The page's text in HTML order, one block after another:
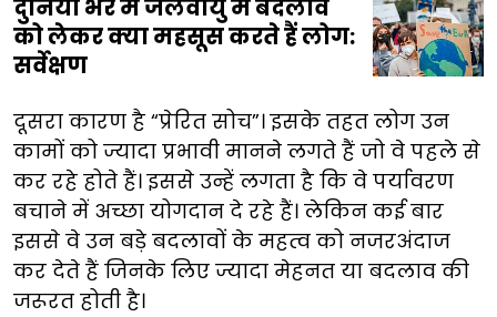
दुनिया भर में जलवायु में बदलाव
को लेकर क्या महसूस करते हैं लोग:
सर्वेक्षण
दूसरा कारण है “प्रेरित सोच”। इसके तहत लोग उन
कामों को ज्यादा प्रभावी मानने लगते हैं जो वे पहले से
कर रहे होते हैं। इससे उन्हें लगता है कि वे पर्यावरण
बचाने में अच्छा योगदान दे रहे हैं। लेकिन कई बार
इससे वे उन बड़े बदलावों के महत्व को नजरअंदाज
कर देते हैं जिनके लिए ज्यादा मेहनत या बदलाव की
जरूरत होती है।